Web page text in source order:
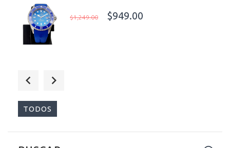
$1,249.00 $949.00
TODOS